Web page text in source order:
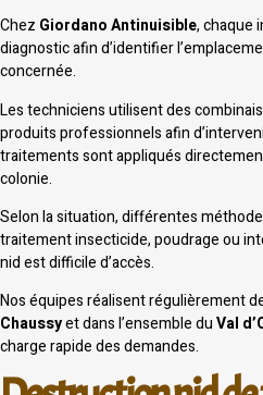
Chez Giordano Antinuisible, chaque
diagnostic afin d’identifier
concernée.
Les techniciens utilisent des
produits professionnels afin
traitements sont appliqués
colonie.
Selon la situation, différentes
traitement insecticide, poudrage ou
nid est difficile d’accès.
Nos équipes réalisent régulièrement
Chaussyet dans l’ensemble duVal
charge rapide des demandes.